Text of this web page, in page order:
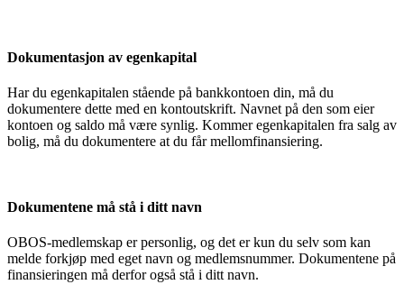
Dokumentasjon av egenkapital
Har du egenkapitalen stående på bankkontoen din, må du
dokumentere dette med en kontoutskrift. Navnet på den som eier
kontoen og saldo må være synlig. Kommer egenkapitalen fra salg av
bolig, må du dokumentere at du får mellomfinansiering.
Dokumentene må stå i ditt navn
OBOS-medlemskap er personlig, og det er kun du selv som kan
melde forkjøp med eget navn og medlemsnummer. Dokumentene på
finansieringen må derfor også stå i ditt navn.